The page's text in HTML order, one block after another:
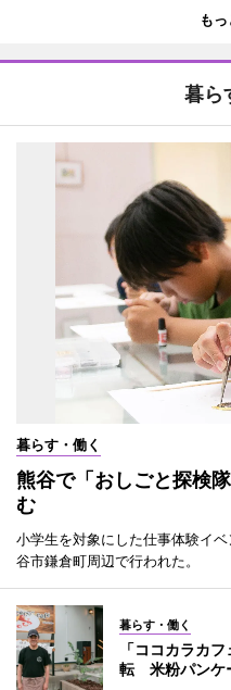
も
暮ら
暮らす・働く
熊谷で「おしごと探検
む
小学生を対象にした仕事体験イ
谷市鎌倉町周辺で行われた。
暮らす・働く
「ココカラカ
転 米粉パンケ